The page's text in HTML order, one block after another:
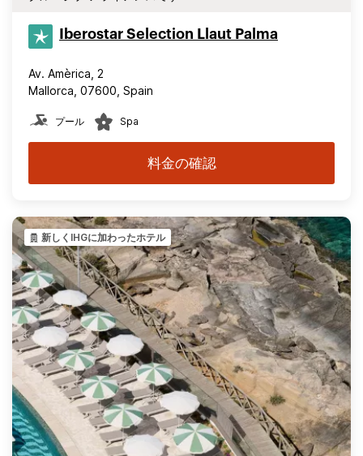
Iberostar Selection​ Llaut Palma
Av. Amèrica, 2
Mallorca, 07600, Spain
プール Spa
料金の確認
新しくIHGに加わったホテル